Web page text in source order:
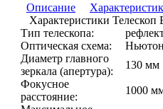
Описание
Характеристики Телескоп
Тип телескопа:
Оптическая схема:
Диаметр главного
зеркала (апертура):
130 мм
Фокусное
расстояние:
1000